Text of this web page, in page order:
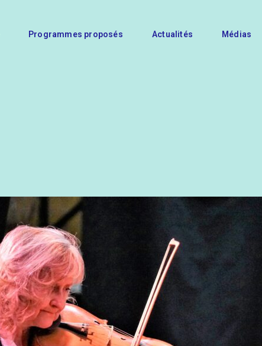
Programmes proposés Actualités Médias